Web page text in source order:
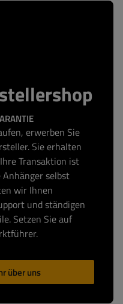
erwerben Sie
Sie erhalten
Transaktion ist
selbst
wir Ihnen
und ständigen
Setzen Sie auf
über uns